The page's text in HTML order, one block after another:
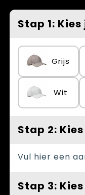
Veiligheid,
Waterflesjes
Bedrijfskleding
Stap 1:
Grijs
Wit
Stap 2:
Vul hier een
Stap 3: